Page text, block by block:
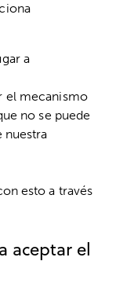
a
el mecanismo
no se puede
nuestra
esto a través
aceptar el